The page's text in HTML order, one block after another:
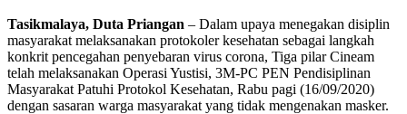
Tasikmalaya, Duta Priangan – Dalam upaya menegakan disiplin
masyarakat melaksanakan protokoler kesehatan sebagai langkah
konkrit pencegahan penyebaran virus corona, Tiga pilar Cineam
telah melaksanakan Operasi Yustisi, 3M-PC PEN Pendisiplinan
Masyarakat Patuhi Protokol Kesehatan, Rabu pagi (16/09/2020)
dengan sasaran warga masyarakat yang tidak mengenakan masker.